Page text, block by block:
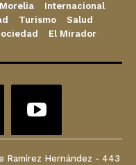
Morelia
Internacional
Turismo
Salud
El Mirador
Ramírez Hernández - 443